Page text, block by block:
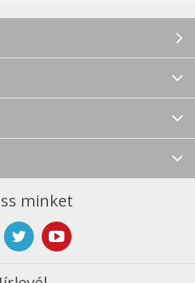
minket